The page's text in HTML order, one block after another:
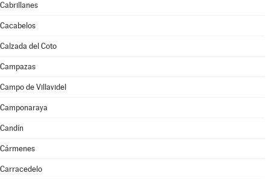
Cabrillanes
Cacabelos
Calzada del Coto
Campazas
Campo de Villavidel
Camponaraya
Candín
Cármenes
Carracedelo